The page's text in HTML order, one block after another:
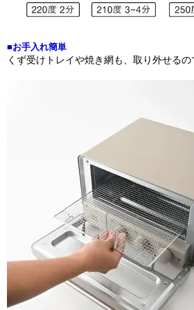
■お手入れ簡単
くず受けトレイや焼き網も、取り外せる